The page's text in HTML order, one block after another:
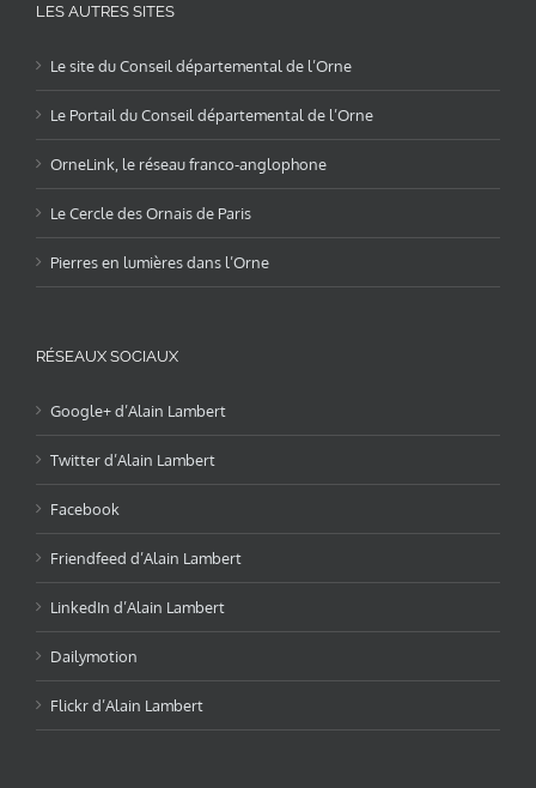
LES AUTRES SITES
Le site du Conseil départemental de l’Orne
Le Portail du Conseil départemental de l’Orne
OrneLink, le réseau franco-anglophone
Le Cercle des Ornais de Paris
Pierres en lumières dans l’Orne
RÉSEAUX SOCIAUX
Google+ d’Alain Lambert
Twitter d’Alain Lambert
Facebook
Friendfeed d’Alain Lambert
LinkedIn d’Alain Lambert
Dailymotion
Flickr d’Alain Lambert